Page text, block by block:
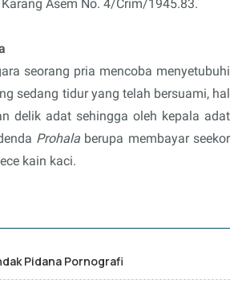
Asem No. 4/Crim/1945.83.
seorang pria mencoba menyetubuhi
sedang tidur yang telah bersuami, hal
delik adat sehingga oleh kepala adat
Prohala berupa membayar seekor
kain kaci.
Pidana Pornografi